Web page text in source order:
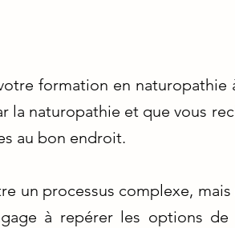
formation en naturopathie
la naturopathie et que vous
au bon endroit.
un processus complexe,
à repérer les options de